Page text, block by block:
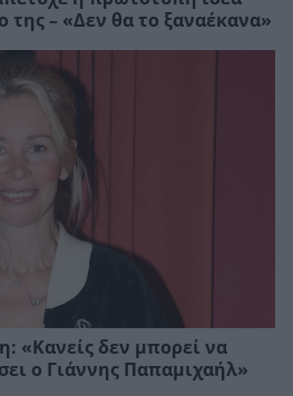
της – «Δεν θα το ξαναέκανα»
«Κανείς δεν μπορεί να
ο Γιάννης Παπαμιχαήλ»